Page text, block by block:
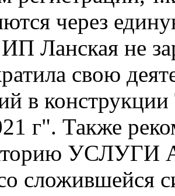
через
Ланская не
свою
в
г". Также
УСЛУГИ
сложившейся